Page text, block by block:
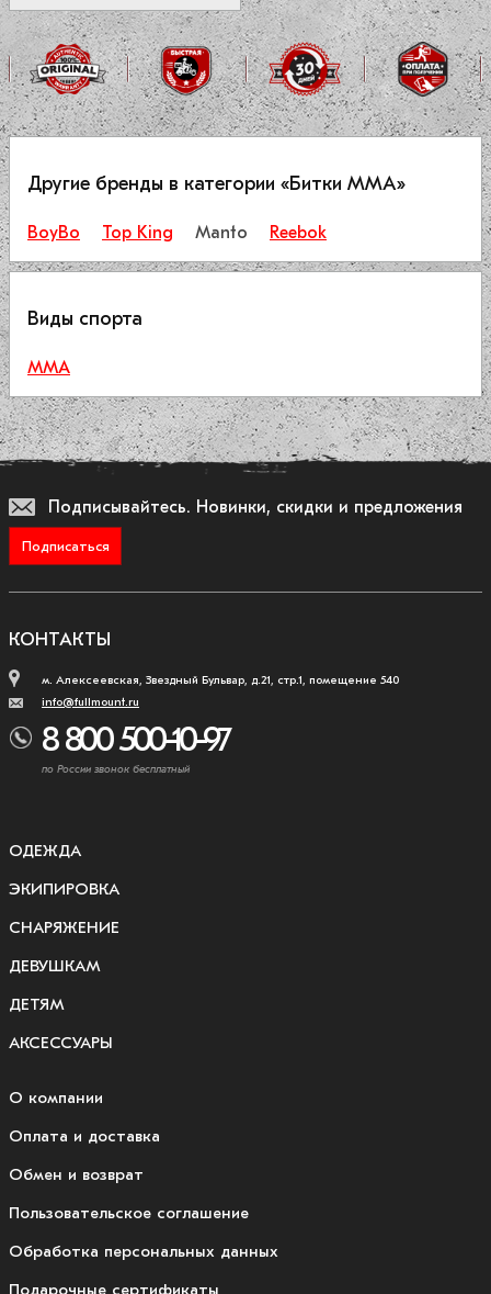
Другие бренды в категории «Битки ММА»
BoyBo Top King Manto Reebok
Виды спорта
ММА
Подписывайтесь. Новинки, скидки и предложения
Подписаться
КОНТАКТЫ
м. Алексеевская, Звездный Бульвар, д.21, стр.1, помещение 540
info@fullmount.ru
8 800 500-10-97
по России звонок бесплатный
ОДЕЖДА
ЭКИПИРОВКА
СНАРЯЖЕНИЕ
ДЕВУШКАМ
ДЕТЯМ
АКСЕССУАРЫ
О компании
Оплата и доставка
Обмен и возврат
Пользовательское соглашение
Обработка персональных данных
Подарочные сертификаты